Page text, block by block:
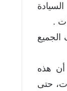
.
أن هذه
حتى